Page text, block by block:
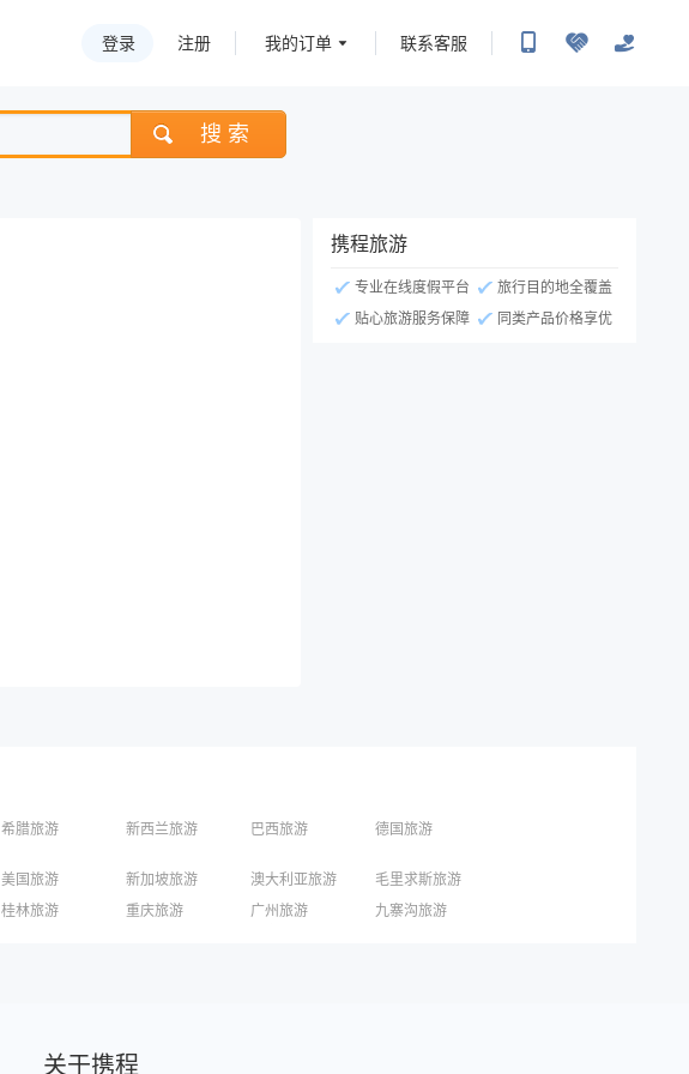
登录 注册 我的订单 联系客服
搜 索
携程旅游
专业在线度假平台
旅行目的地全覆盖
贴心旅游服务保障
同类产品价格享优
希腊旅游 新西兰旅游 巴西旅游
德国旅游
美国旅游 新加坡旅游 澳大利亚旅游
毛里求斯旅游
柬埔寨旅游 英国旅游 东京旅游
京都旅游
桂林旅游 重庆旅游 广州旅游
九寨沟旅游
关于携程